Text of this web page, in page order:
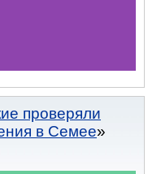
проверяли
в Семее